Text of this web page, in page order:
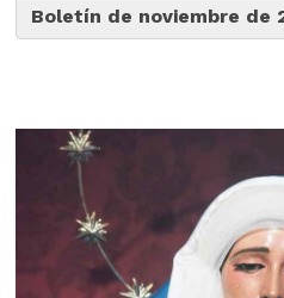
Boletín de noviembre de